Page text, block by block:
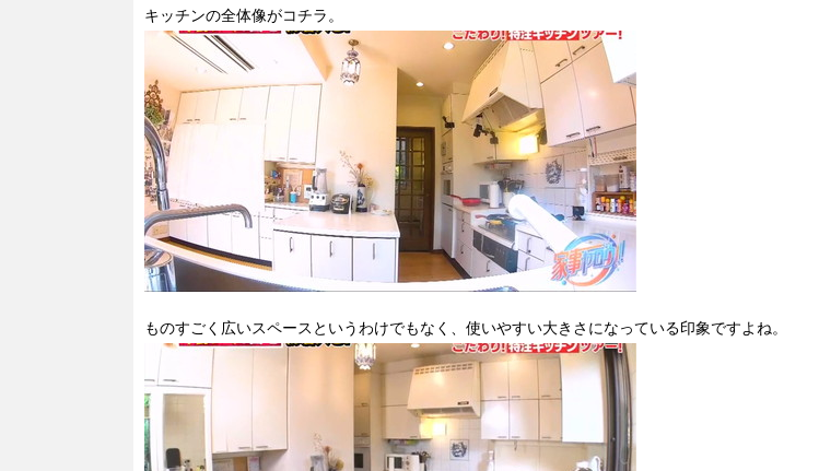
キッチンの全体像がコチラ。
ものすごく広いスペースというわけでもなく、使いやすい大きさになっている印象ですよね。